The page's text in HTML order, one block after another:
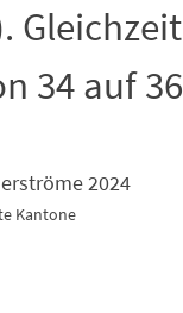
34 auf
2024
2024
Kantone